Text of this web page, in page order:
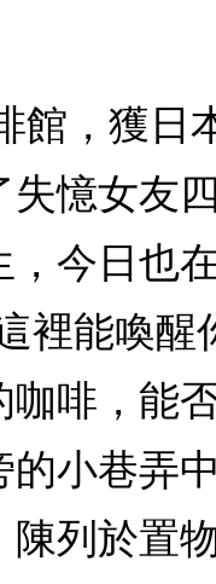
，獲日
憶女友
，今日也
裡能喚
啡，能
小巷弄
列於置